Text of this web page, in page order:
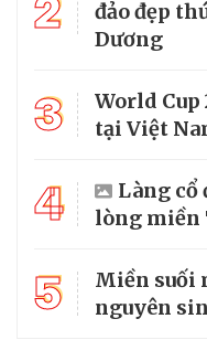
2
đảo đẹp
Dương
3
World Cup
tại Việt
4
Làng cổ
lòng miền
5
Miền suối
nguyên